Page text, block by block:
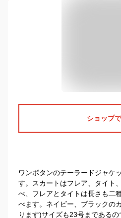
ショップ
ワンボタンのテーラードジャケ
す。スカートはフレア、タイト
べ、フレアとタイトは長さも二
べます。ネイビー、ブラックの
ります)サイズも23号まである